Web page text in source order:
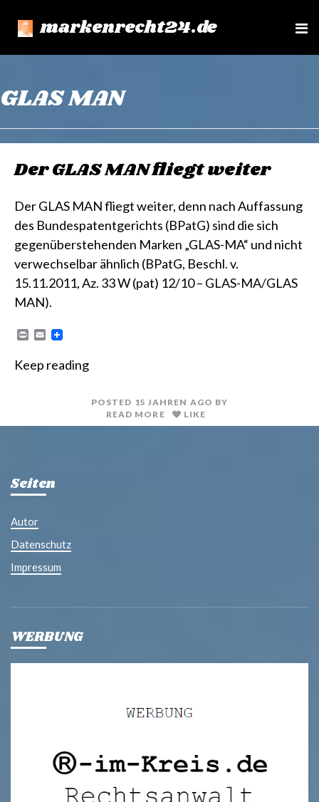
markenrecht24.de
e
GLAS MAN
Der GLAS MAN fliegt weiter
Der GLAS MAN fliegt weiter, denn nach Auffassung
des Bundespatentgerichts (BPatG) sind die sich
gegenüberstehenden Marken „GLAS-MA“ und nicht
verwechselbar ähnlich (BPatG, Beschl. v.
15.11.2011, Az. 33 W (pat) 12/10 – GLAS-MA/GLAS
MAN).
n
E
i
Keep reading
POSTED 15 JAHREN AGO BY
READ MORE
LIKE
Seiten
Autor
Datenschutz
Impressum
WERBUNG